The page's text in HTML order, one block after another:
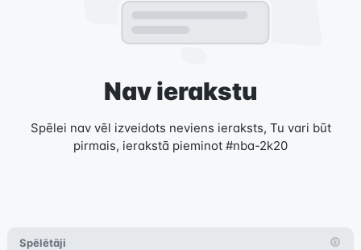
Nav ierakstu
Spēlei nav vēl izveidots neviens ieraksts, Tu vari būt
pirmais, ierakstā pieminot #nba-2k20
Spēlētāji